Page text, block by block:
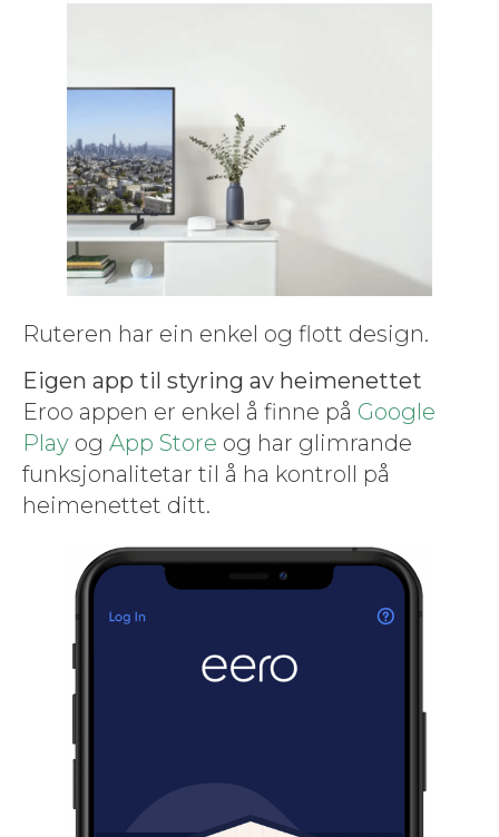
Ruteren har ein enkel og flott design.
Eigen app til styring av heimenet­tet
Eroo appen er enkel å finne på Google
Play og App Store og har glim­rande
funksjon­alite­tar til å ha kon­troll på
heimenet­tet ditt.